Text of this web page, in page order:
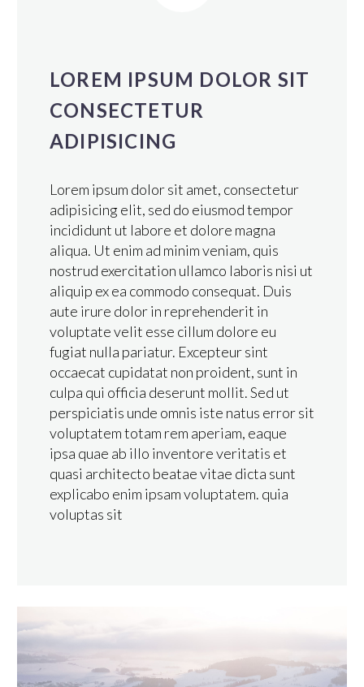
LOREM IPSUM DOLOR SIT
CONSECTETUR
ADIPISICING
Lorem ipsum dolor sit amet, consectetur
adipisicing elit, sed do eiusmod tempor
incididunt ut labore et dolore magna
aliqua. Ut enim ad minim veniam, quis
nostrud exercitation ullamco laboris nisi ut
aliquip ex ea commodo consequat. Duis
aute irure dolor in reprehenderit in
voluptate velit esse cillum dolore eu
fugiat nulla pariatur. Excepteur sint
occaecat cupidatat non proident, sunt in
culpa qui officia deserunt mollit. Sed ut
perspiciatis unde omnis iste natus error sit
voluptatem totam rem aperiam, eaque
ipsa quae ab illo inventore veritatis et
quasi architecto beatae vitae dicta sunt
explicabo enim ipsam voluptatem. quia
voluptas sit